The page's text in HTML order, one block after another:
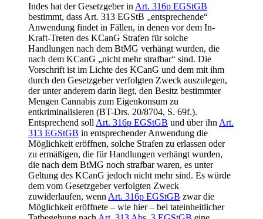
Indes hat der Gesetzgeber in Art. 316p EGStGB
bestimmt, dass Art. 313 EGStB „entsprechende“
Anwendung findet in Fällen, in denen vor dem In-
Kraft-Treten des KCanG Strafen für solche
Handlungen nach dem BtMG verhängt wurden, die
nach dem KCanG „nicht mehr strafbar“ sind. Die
Vorschrift ist im Lichte des KCanG und dem mit ihm
durch den Gesetzgeber verfolgten Zweck auszulegen,
der unter anderem darin liegt, den Besitz bestimmter
Mengen Cannabis zum Eigenkonsum zu
entkriminalisieren (BT-Drs. 20/8704, S. 69f.).
Entsprechend soll Art. 316p EGStGB und über ihn Art.
313 EGStGB in entsprechender Anwendung die
Möglichkeit eröffnen, solche Strafen zu erlassen oder
zu ermäßigen, die für Handlungen verhängt wurden,
die nach dem BtMG noch strafbar waren, es unter
Geltung des KCanG jedoch nicht mehr sind. Es würde
dem vom Gesetzgeber verfolgten Zweck
zuwiderlaufen, wenn Art. 316p EGStGB zwar die
Möglichkeit eröffnete – wie hier – bei tateinheitlicher